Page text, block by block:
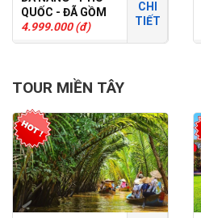
QUỐC - ĐÃ GỒM
VÉ MÁY BAY -
3N2D - TOUR
4.999.000 (đ)
CHI
TIẾT
TOUR MIỀN TÂY